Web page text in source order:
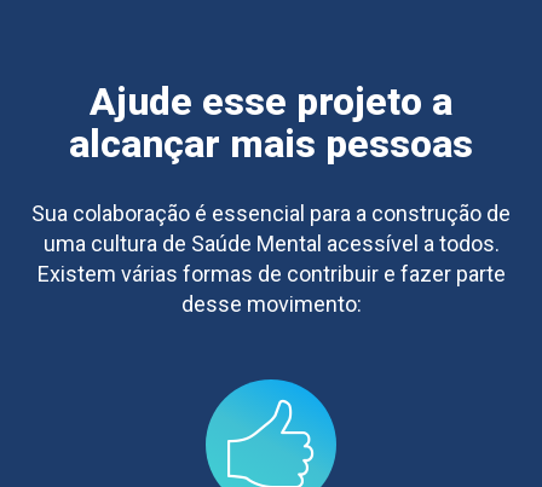
Ajude esse projeto a
alcançar mais pessoas
Sua colaboração é essencial para a construção de
uma cultura de Saúde Mental acessível a todos.
Existem várias formas de contribuir e fazer parte
desse movimento: